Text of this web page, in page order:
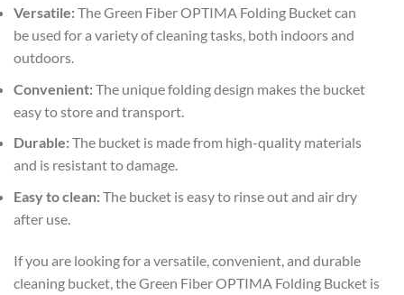
Versatile:The Green Fiber OPTIMA Folding Bucket can
be used for a variety of cleaning tasks, both indoors and
outdoors.
Convenient:The unique folding design makes the bucket
easy to store and transport.
Durable:The bucket is made from high-quality materials
and is resistant to damage.
Easy to clean:The bucket is easy to rinse out and air dry
after use.
If you are looking for a versatile, convenient, and durable
cleaning bucket, the Green Fiber OPTIMA Folding Bucket is